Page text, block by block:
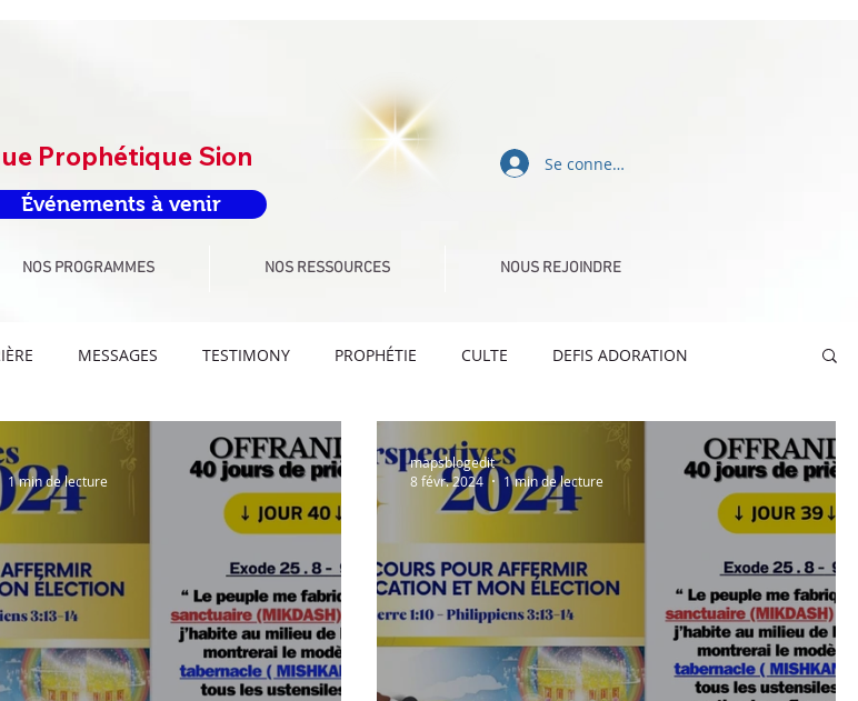
Prophétique Sion Se connecter
NOS PROGRAMMES NOS RESSOURCES NOUS REJOINDRE
Événements à venir
MESSAGES TESTIMONY PROPHÉTIE CULTE DEFIS ADORATION
DÉFIS SPORT DÉFI PROPHÉTIQUE CELEBRATION TIME MESSAGES TEXTES
FUN PESSAH PRÉMICES
1 min de lecture
mapsblogedit
8 févr. 2024
1 min de lecture